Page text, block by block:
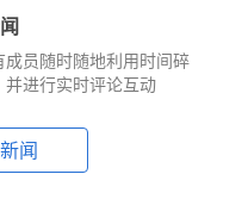
员随时随地利用时间碎
并进行实时评论互动
闻